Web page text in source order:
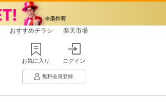
おすすめチラシ 楽天市場
お気に入り ログイン
無料会員登録